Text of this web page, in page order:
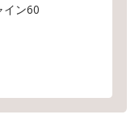
ン60